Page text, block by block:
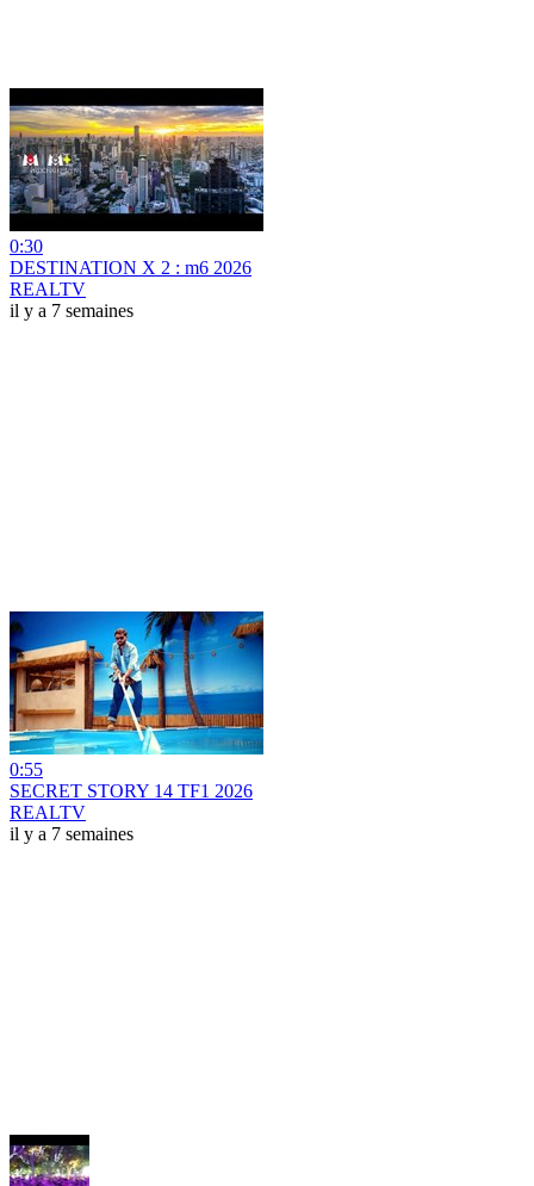
0:30
DESTINATION X 2 : m6 2026
REALTV
il y a 7 semaines
0:55
SECRET STORY 14 TF1 2026
REALTV
il y a 7 semaines